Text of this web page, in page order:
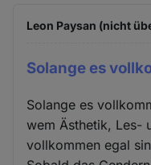
Leon Paysan (nicht
Solange es
Solange es
wem Ästhetik, Les-
vollkommen egal